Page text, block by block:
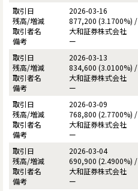
2026-03-16
877,200 (3.1700%) /
大和証券株式会社
ー
2026-03-13
834,600 (3.0100%) /
大和証券株式会社
ー
2026-03-09
768,800 (2.7700%) /
大和証券株式会社
ー
2026-03-04
690,900 (2.4900%) /
大和証券株式会社
ー